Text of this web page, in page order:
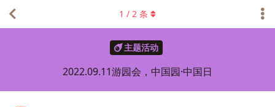
主题活动
2022.09.11游园会，中国园·中国日
1 / 2 条